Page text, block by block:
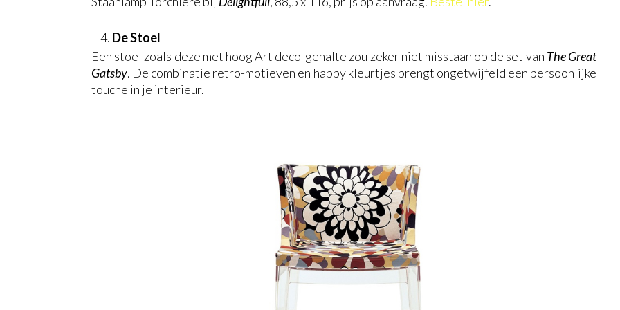
De Stoel
Een stoel zoals deze met hoog Art deco-gehalte zou zeker niet misstaan op de set van The Great
Gatsby. De combinatie retro-motieven en happy kleurtjes brengt ongetwijfeld een persoonlijke
touche in je interieur.